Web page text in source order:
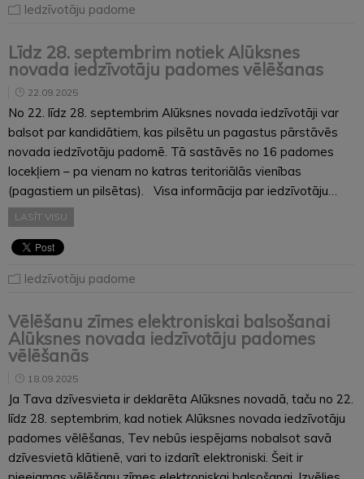
Iedzīvotāju padome
Līdz 28. septembrim notiek Alūksnes
novada iedzīvotāju padomes vēlēšanas
22.09.2025
No 22. līdz 28. septembrim Alūksnes novada iedzīvotāji var
balsot par kandidātiem, kas pilsētu un pagastus pārstāvēs
novada iedzīvotāju padomē. Tā sastāvēs no 16 padomes
locekļiem – pa vienam no katras teritoriālās vienības
(pagastiem un pilsētas). Visa informācija par iedzīvotāju…
LASĪT VISU
Iedzīvotāju padome
Vēlēšanu zīmes elektroniskai balsošanai
Alūksnes novada iedzīvotāju padomes
vēlēšanās
18.09.2025
Ja Tava dzīvesvieta ir deklarēta Alūksnes novadā, taču no 22.
līdz 28. septembrim, kad notiek Alūksnes novada iedzīvotāju
padomes vēlēšanas, Tev nebūs iespējams nobalsot savā
dzīvesvietā klātienē, vari to izdarīt elektroniski. Šeit ir